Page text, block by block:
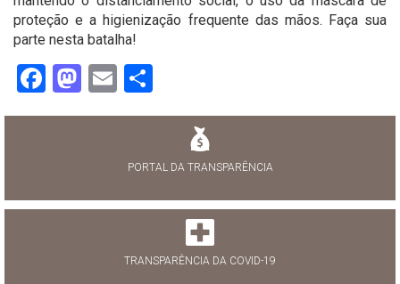
proteção e a higienização frequente das mãos. Faça sua
parte nesta batalha!
Facebook
Mastodon
Email
PORTAL DA TRANSPARÊNCIA
TRANSPARÊNCIA DA COVID-19